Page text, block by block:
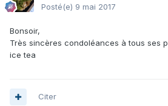
Posté(e) 9 mai 2017
Bonsoir,
Très sincères condoléances à tous ses
ice tea
Citer